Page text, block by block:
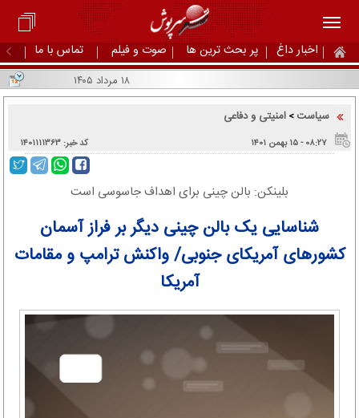
اخبار داغ پر بحث ترین ها صوت و فیلم تماس با ما
۱۸ مرداد ۱۴۰۵
سیاست > امنیتی و دفاعی
۰۸:۲۷ - ۱۵ بهمن ۱۴۰۱ کد خبر: ۱۴۰۱۱۱۱۳۶۳
بلینکن: بالن چینی برای اهداف جاسوسی است
شناسایی یک بالن چینی دیگر بر فراز آسمان
کشورهای آمریکای جنوبی/ واکنش ترامپ و مقامات
آمریکا